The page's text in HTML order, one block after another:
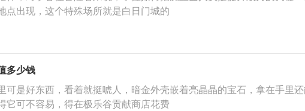
点出现，这个特殊场所就是白日门城的
多少钱
可是好东西，看着就挺唬人，暗金外壳嵌着亮晶晶的宝石，拿在手里
它可不容易，得在极乐谷贡献商店花费